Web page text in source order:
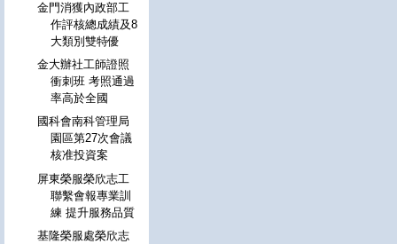
金門消獲內政部工
作評核總成績及8
大類別雙特優
金大辦社工師證照
衝刺班 考照通過
率高於全國
國科會南科管理局
園區第27次會議
核准投資案
屏東榮服榮欣志工
聯繫會報專業訓
練 提升服務品質
基隆榮服處榮欣志